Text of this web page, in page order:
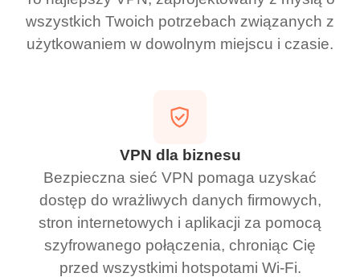
wszystkich Twoich potrzebach związanych z
użytkowaniem w dowolnym miejscu i czasie.
VPN dla biznesu
Bezpieczna sieć VPN pomaga uzyskać
dostęp do wrażliwych danych firmowych,
stron internetowych i aplikacji za pomocą
szyfrowanego połączenia, chroniąc Cię
przed wszystkimi hotspotami Wi-Fi.